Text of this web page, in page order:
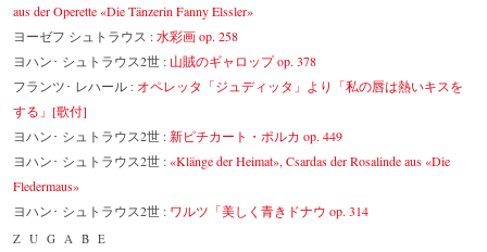
aus der Operette «Die Tänzerin Fanny Elssler»
ヨーゼフ シュトラウス :水彩画 op. 258
ヨハン･ シュトラウス2世 : 山賊のギャロップ op. 378
フランツ･ レハール : オペレッタ「ジュディッタ」より「私の唇は熱いキスを
する」[歌付]
ヨハン･ シュトラウス2世 :新ピチカート・ポルカ op. 449
ヨハン･ シュトラウス2世 :«Klänge der Heimat», Csardas der Rosalinde aus «Die
Fledermaus»
ヨハン･ シュトラウス2世 : ワルツ「美しく青きドナウ op. 314
ZUGABE